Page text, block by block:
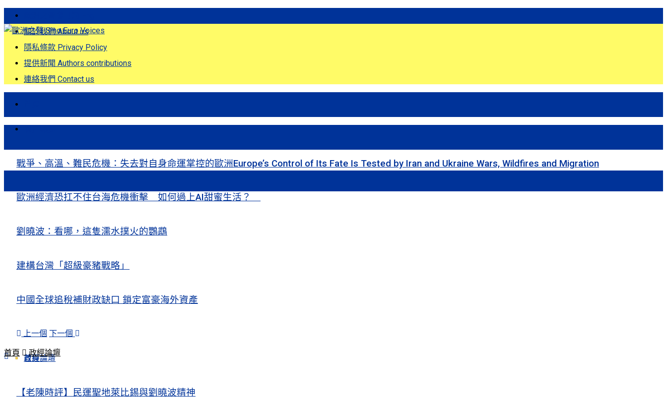
關於我們 About us
隱私條款 Privacy Policy
提供新聞 Authors contributions
連絡我們 Contact us
戰爭、高溫、難民危機：失去對自身命運掌控的歐洲Europe’s Control of Its Fate Is Tested by Iran and Ukraine Wars, Wildfires and Migration
歐洲經濟恐扛不住台海危機衝擊 如何過上AI甜蜜生活？
劉曉波：看哪，這隻濡水撲火的鸚鵡
建構台灣「超級豪豬戰略」
中國全球追稅補財政缺口 鎖定富豪海外資產
上一個 下一個
政經論壇
【老陳時評】民運聖地萊比錫與劉曉波精神
首頁
首頁 政經論壇